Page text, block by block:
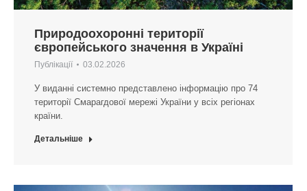
Природоохоронні території
європейського значення в Україні
Публікації 03.02.2026
У виданні системно представлено інформацію про 74
території Смарагдової мережі України у всіх регіонах
країни.
Детальніше